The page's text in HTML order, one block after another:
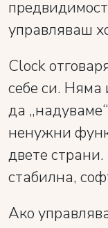
управляваш
Clock
себе си. Няма
да
ненужни
двете
стабилна,
Ако